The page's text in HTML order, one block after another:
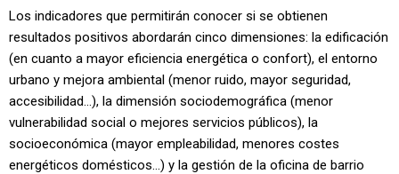
Los indicadores que permitirán conocer si se obtienen
resultados positivos abordarán cinco dimensiones: la edificación
(en cuanto a mayor eficiencia energética o confort), el entorno
urbano y mejora ambiental (menor ruido, mayor seguridad,
accesibilidad…), la dimensión sociodemográfica (menor
vulnerabilidad social o mejores servicios públicos), la
socioeconómica (mayor empleabilidad, menores costes
energéticos domésticos…) y la gestión de la oficina de barrio